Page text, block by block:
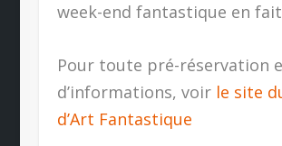
week-end fantastique en
Pour toute pré-réservation
d’informations, voir le site
d’Art Fantastique